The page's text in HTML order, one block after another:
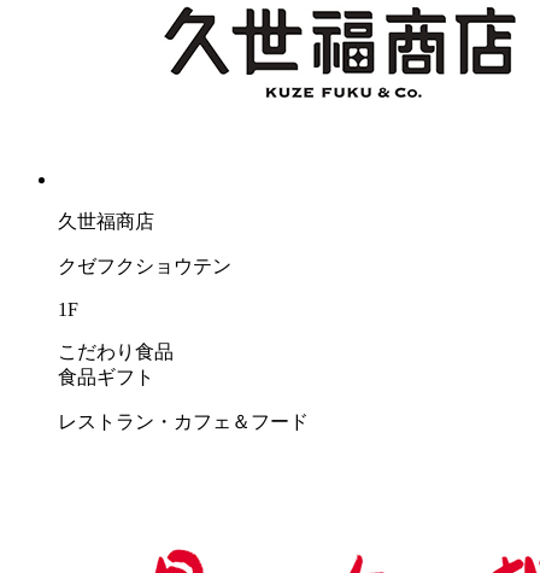
久世福商店
クゼフクショウテン
1F
こだわり食品
食品ギフト
レストラン・カフェ＆フード